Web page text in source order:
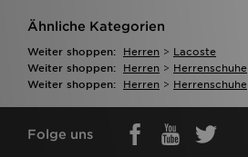
Ähnliche Kategorien
Weiter shoppen: Herren > Lacoste
Weiter shoppen:
Herren > Herrenschuhe
Weiter shoppen:
Herren > Herrenschuhe
Folge uns